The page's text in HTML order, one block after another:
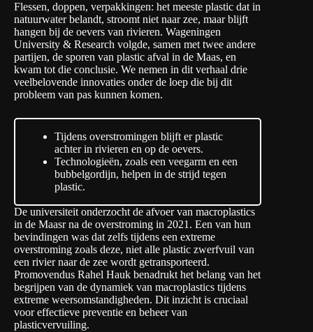
Flessen, doppen, verpakkingen: het meeste plastic dat in
natuurwater belandt, stroomt niet naar zee, maar blijft
hangen bij de oevers van rivieren. Wageningen
University & Research volgde, samen met twee andere
partijen, de sporen van plastic afval in de Maas, en
kwam tot die conclusie. We nemen in dit verhaal drie
veelbelovende innovaties onder de loep die bij dit
probleem van pas kunnen komen.
Tijdens overstromingen blijft er plastic
achter in rivieren en op de oevers.
Technologieën, zoals een veegarm en een
bubbelgordijn, helpen in de strijd tegen
plastic.
De universiteit onderzocht de afvoer van macroplastics
in de Maasr na de overstroming in 2021. Een van hun
bevindingen was dat zelfs tijdens een extreme
overstroming zoals deze, niet alle plastic zwerfvuil van
een rivier naar de zee wordt getransporteerd.
Promovendus Rahel Hauk benadrukt het belang van het
begrijpen van de dynamiek van macroplastics tijdens
extreme weersomstandigheden. Dit inzicht is cruciaal
voor effectieve preventie en beheer van
plasticvervuiling.